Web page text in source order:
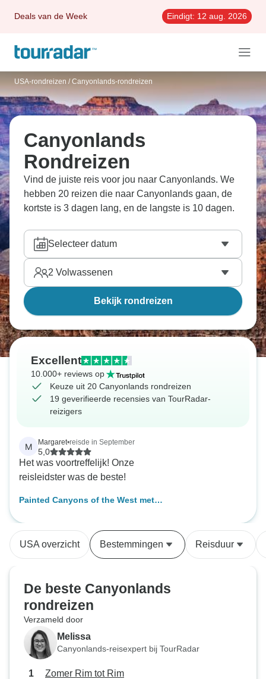
Deals van de Week Eindigt: 12 aug. 2026
USA-rondreizen / Canyonlands-rondreizen
Canyonlands
Rondreizen
Vind de juiste reis voor jou naar Canyonlands. We
hebben 20 reizen die naar Canyonlands gaan, de
kortste is 3 dagen lang, en de langste is 10 dagen.
Selecteer datum
2 Volwassenen
Bekijk rondreizen
Excellent
10.000+ reviews op
Keuze uit 20 Canyonlands rondreizen
19 geverifieerde recensies van TourRadar-
reizigers
M Margaret•reisde in September
5,0
Het was voortreffelijk! Onze
reisleidster was de beste!
Painted Canyons of the West met
(Denver, CO naar Las Vegas, NV)
USA overzicht Bestemmingen Reisduur
De beste Canyonlands
rondreizen
Verzameld door
Melissa
Canyonlands-reisexpert bij TourRadar
Zomer Rim tot Rim